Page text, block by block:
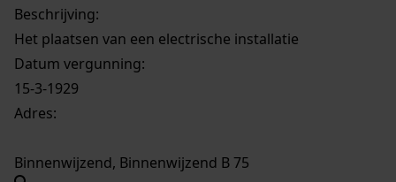
Beschrijving:
Het plaatsen van een electrische installatie
Datum vergunning:
15-3-1929
Adres:
Binnenwijzend, Binnenwijzend B 75